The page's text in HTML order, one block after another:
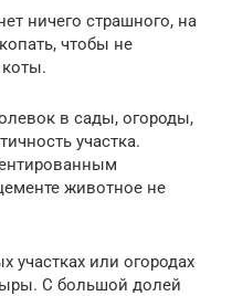
ничего страшного, на
чтобы не
в сады, огороды,
участка.
животное не
участках или огородах
С большой долей